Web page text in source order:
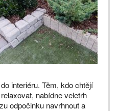
interiéru. Těm, kdo chtějí
nabídne veletrh
odpočinku navrhnout a